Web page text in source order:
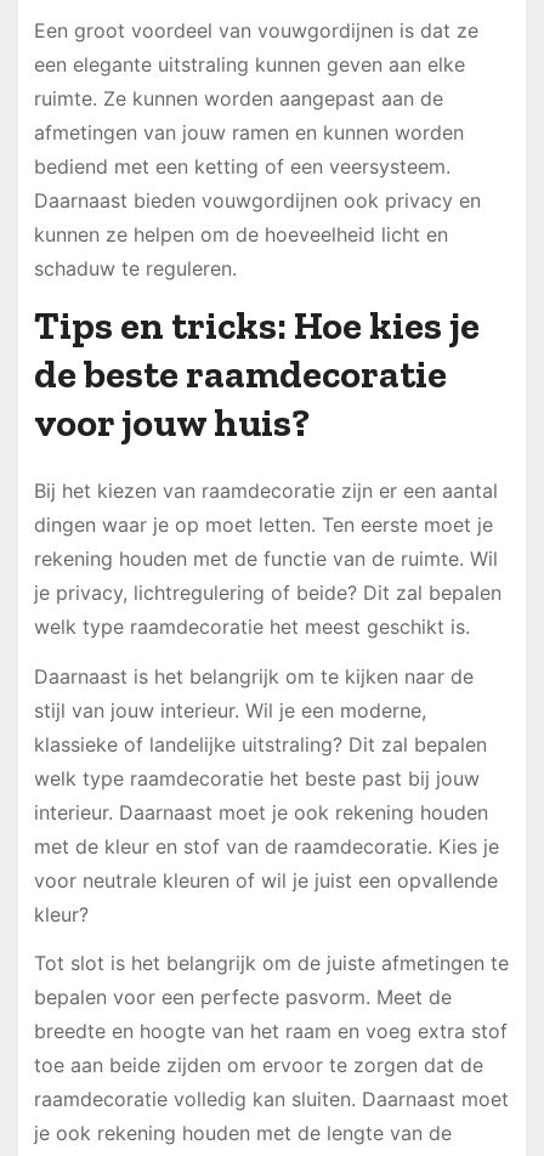
Een groot voordeel van vouwgordijnen is dat ze
een elegante uitstraling kunnen geven aan elke
ruimte. Ze kunnen worden aangepast aan de
afmetingen van jouw ramen en kunnen worden
bediend met een ketting of een veersysteem.
Daarnaast bieden vouwgordijnen ook privacy en
kunnen ze helpen om de hoeveelheid licht en
schaduw te reguleren.
Tips en tricks: Hoe kies je
de beste raamdecoratie
voor jouw huis?
Bij het kiezen van raamdecoratie zijn er een aantal
dingen waar je op moet letten. Ten eerste moet je
rekening houden met de functie van de ruimte. Wil
je privacy, lichtregulering of beide? Dit zal bepalen
welk type raamdecoratie het meest geschikt is.
Daarnaast is het belangrijk om te kijken naar de
stijl van jouw interieur. Wil je een moderne,
klassieke of landelijke uitstraling? Dit zal bepalen
welk type raamdecoratie het beste past bij jouw
interieur. Daarnaast moet je ook rekening houden
met de kleur en stof van de raamdecoratie. Kies je
voor neutrale kleuren of wil je juist een opvallende
kleur?
Tot slot is het belangrijk om de juiste afmetingen te
bepalen voor een perfecte pasvorm. Meet de
breedte en hoogte van het raam en voeg extra stof
toe aan beide zijden om ervoor te zorgen dat de
raamdecoratie volledig kan sluiten. Daarnaast moet
je ook rekening houden met de lengte van de